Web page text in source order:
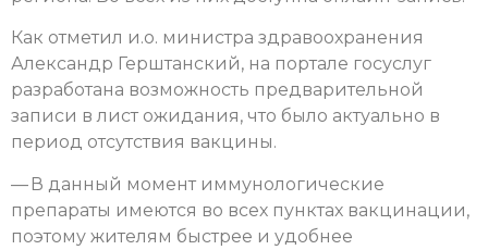
Как отметил и.о. министра здравоохранения
Александр Герштанский, на портале госуслуг
разработана возможность предварительной
записи в лист ожидания, что было актуально в
период отсутствия вакцины.
— В данный момент иммунологические
препараты имеются во всех пунктах вакцинации,
поэтому жителям быстрее и удобнее